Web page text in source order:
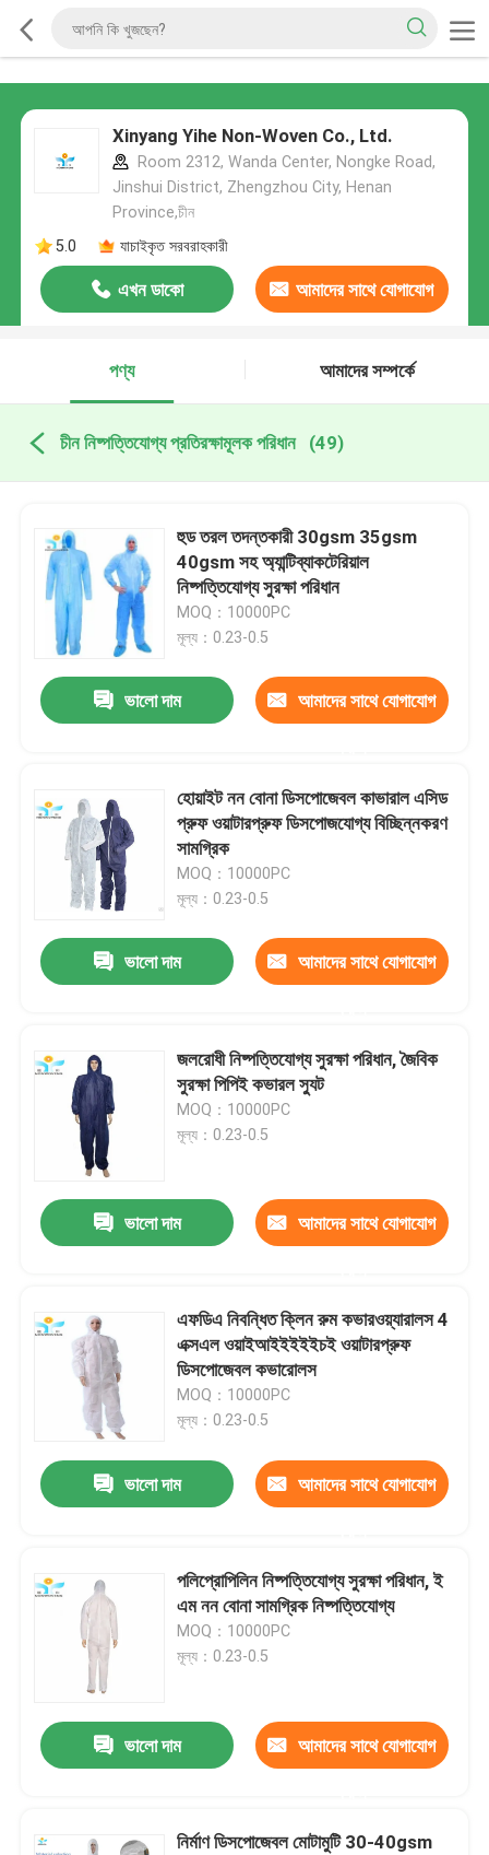
Xinyang Yihe Non-Woven Co., Ltd.
Room 2312, Wanda Center, Nongke Road,
Jinshui District, Zhengzhou City, Henan
Province,চীন
5.0
যাচাইকৃত সরবরাহকারী
এখন ডাকো আমাদের সাথে যোগাযোগ
পণ্য
আমাদের সম্পর্কে
চীন নিষ্পত্তিযোগ্য প্রতিরক্ষামূলক পরিধান (49)
হুড তরল তদন্তকারী 30gsm 35gsm
40gsm সহ অ্যান্টিব্যাকটেরিয়াল
নিষ্পত্তিযোগ্য সুরক্ষা পরিধান
MOQ：10000PC
মূল্য：0.23-0.5
ভালো দাম আমাদের সাথে যোগাযোগ
হোয়াইট নন বোনা ডিসপোজেবল কাভারাল এসিড
প্রুফ ওয়াটারপ্রুফ ডিসপোজযোগ্য বিচ্ছিন্নকরণ
সামগ্রিক
MOQ：10000PC
মূল্য：0.23-0.5
ভালো দাম আমাদের সাথে যোগাযোগ
জলরোধী নিষ্পত্তিযোগ্য সুরক্ষা পরিধান, জৈবিক
সুরক্ষা পিপিই কভারল স্যুট
MOQ：10000PC
মূল্য：0.23-0.5
ভালো দাম আমাদের সাথে যোগাযোগ
এফডিএ নিবন্ধিত ক্লিন রুম কভারওয়্যারালস 4
এক্সএল ওয়াইআইইইইইচই ওয়াটারপ্রুফ
ডিসপোজেবল কভারোলস
MOQ：10000PC
মূল্য：0.23-0.5
ভালো দাম আমাদের সাথে যোগাযোগ
পলিপ্রোপিলিন নিষ্পত্তিযোগ্য সুরক্ষা পরিধান, ই
এম নন বোনা সামগ্রিক নিষ্পত্তিযোগ্য
MOQ：10000PC
মূল্য：0.23-0.5
ভালো দাম আমাদের সাথে যোগাযোগ
নির্মাণ ডিসপোজেবল মোটামুটি 30-40gsm